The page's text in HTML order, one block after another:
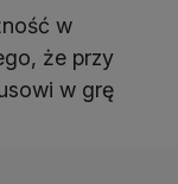
w
że przy
w grę